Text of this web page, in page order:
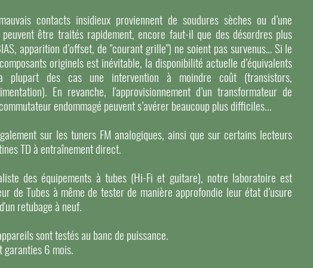
contacts insidieux proviennent de soudures sèches ou d’une
être traités rapidement, encore faut-il que des désordres plus
apparition d’offset, de "courant grille") ne soient pas survenus… Si le
originels est inévitable, la disponibilité actuelle d’équivalents
plupart des cas une intervention à moindre coût (transistors,
En revanche, l'approvisionnement d’un transformateur de
endommagé peuvent s’avérer beaucoup plus difficiles...
sur les tuners FM analogiques, ainsi que sur certains lecteurs
TD à entraînement direct.
des équipements à tubes (Hi-Fi et guitare), notre laboratoire est
de Tubes à même de tester de manière approfondie leur état d’usure
retubage à neuf.
sont testés au banc de puissance.
garanties 6 mois.